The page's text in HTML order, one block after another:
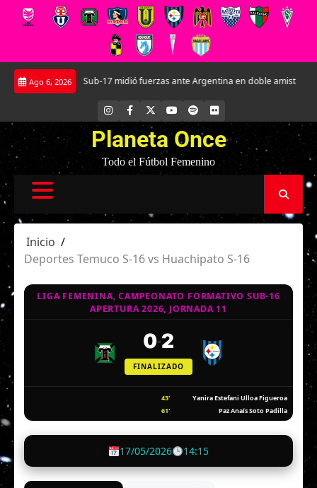
Saltar
Ago 6, 2026
La Roja Sub-17 midió fuerzas ante Argentina en doble amistoso en el CAR
INSTAGRAM
FACEBOOK YOUTUBE
SPOTIFYFLICKR
Planeta Once
Todo el Fútbol Femenino
Inicio
Deportes Temuco S-16 vs Huachipato S-16
LIGA FEMENINA, CAMPEONATO FORMATIVO SUB-16
APERTURA 2026, JORNADA 11
0-2
FINALIZADO
43'
Yanira Estefani Ulloa Figueroa
61'
Paz Anaís Soto Padilla
17/05/2026 14:15